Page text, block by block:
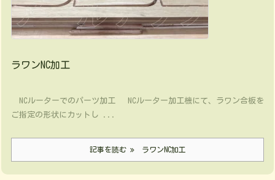
ラワンNC加工
NCルーターでのパーツ加工 NCルーター加工機にて、ラワン合板を
ご指定の形状にカットし ...
記事を読む ラワンNC加工